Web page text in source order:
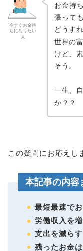
今すぐお金持
ちになりたい
人
お金持
張って
どうす
世界の
けど、
そう。
一生、
か？？
この疑問にお応えし
本記事の内容
最短最速で
労働収入を
支出を減らす
残ったお金